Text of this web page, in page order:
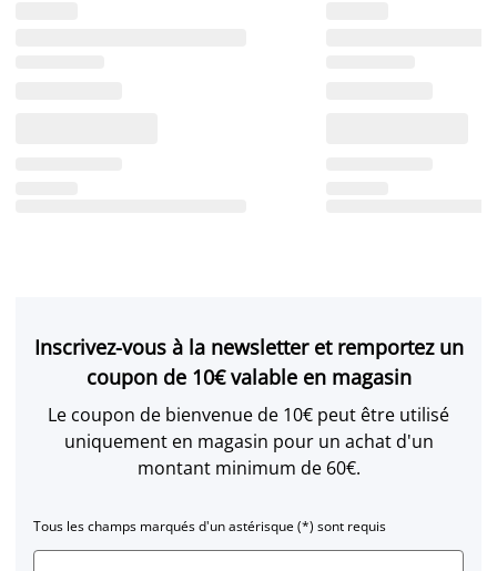
Inscrivez-vous à la newsletter et remportez un
coupon de 10€ valable en magasin
Le coupon de bienvenue de 10€ peut être utilisé
uniquement en magasin pour un achat d'un
montant minimum de 60€.
Tous les champs marqués d'un astérisque (*) sont requis